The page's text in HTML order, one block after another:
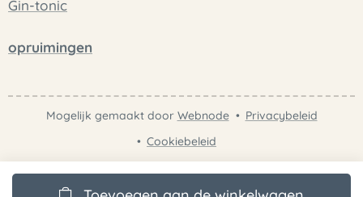
Gin-tonic
opruimingen
Mogelijk gemaakt door Webnode
Privacybeleid
Cookiebeleid